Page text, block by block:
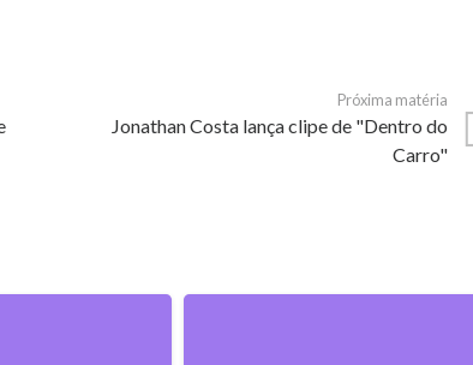
Próxima matéria
Jonathan Costa lança clipe de "Dentro do
Carro"